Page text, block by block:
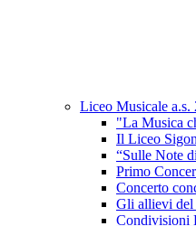
Liceo Musicale a.s.
"La Musica
Il Liceo
“Sulle Note
Primo
Concerto
Gli allievi del
Condivisioni